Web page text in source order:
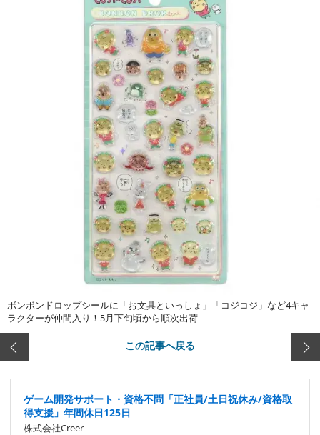
ボンボンドロップシールに「お文具といっしょ」「コジコジ」など4キャ
ラクターが仲間入り！5月下旬頃から順次出荷
この記事へ戻る
ゲーム開発サポート・資格不問「正社員/土日祝休み/資格取
得支援」年間休日125日
株式会社Creer